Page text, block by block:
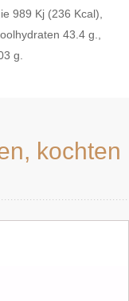
989 Kj (236 Kcal),
43.4 g.,
g.
kochten